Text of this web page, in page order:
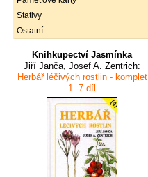
Stativy
Ostatní
Knihkupectví Jasmínka
Jiří Janča, Josef A. Zentrich:
Herbář léčivých rostlin - komplet
1.-7.díl